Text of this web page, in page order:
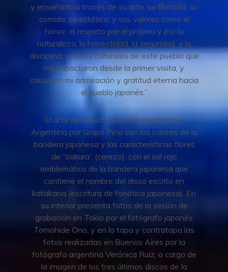
y enseñado a través de su arte, su filosofía, su
comida, su estética, y sus valores como el
honor, el respeto por el prójimo y por la
naturaleza, la honestidad, la seguridad, y la
disciplina, valores culturales de este pueblo que
me impactaron desde la primer visita, y
causaron mi admiración y gratitud eterna hacia
el pueblo japonés.”
El arte del álbum físico fue diseñado en
Argentina por Grupo Piña con los colores de la
bandera japonesa y las características flores
de “sakura” (cerezo), con el sol rojo
emblemático de la bandera japonesa que
contiene el nombre del disco escrito en
katakana (escritura de fonética japonesa). En
su interior presenta fotos de la sesión de
grabación en Tokio por el fotógrafo japonés
Tomohide Ono, y en la tapa y contratapa las
fotos realizadas en Buenos Aires por la
fotógrafa argentina Verónica Ruiz, a cargo de
la imagen de los tres últimos discos de la